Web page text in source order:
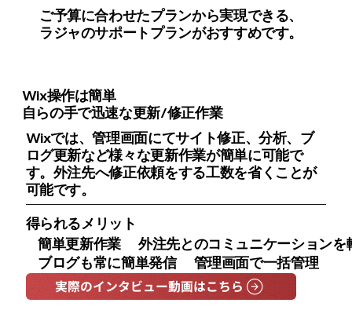
ご予算に合わせたプランから実現できる、
ラジャのサポートプランがおすすめです。
Wix操作は簡単
自らの手で迅速な更新/修正作業
Wixでは、管理画面にてサイト修正、分析、ブ
ログ更新など様々な更新作業が簡単に可能で
す。外注先へ修正依頼をする工数を省くことが
可能です。
得られるメリット
簡単更新作業
外注先とのコミュニケーションを
ブログも常に簡単発信
管理画面で一括管理
実際のインタビュー動画はこちら